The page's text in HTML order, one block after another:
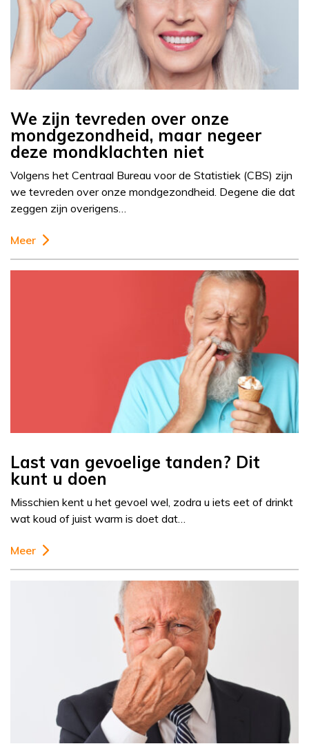
We zijn tevreden over onze
mondgezondheid, maar negeer
deze mondklachten niet
Volgens het Centraal Bureau voor de Statistiek (CBS) zijn
we tevreden over onze mondgezondheid. Degene die dat
zeggen zijn overigens…
Meer
Last van gevoelige tanden? Dit
kunt u doen
Misschien kent u het gevoel wel, zodra u iets eet of drinkt
wat koud of juist warm is doet dat…
Meer